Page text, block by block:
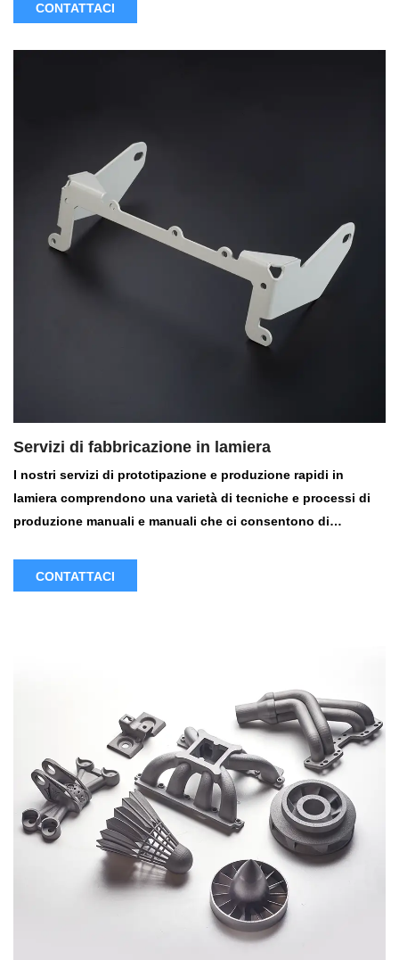
per prototipi funzionali e parti di produzione a basso
CONTATTACI
Servizi di fabbricazione in lamiera
I nostri servizi di prototipazione e produzione rapidi in
lamiera comprendono una varietà di tecniche e processi di
produzione manuali e manuali che ci consentono di
CONTATTACI